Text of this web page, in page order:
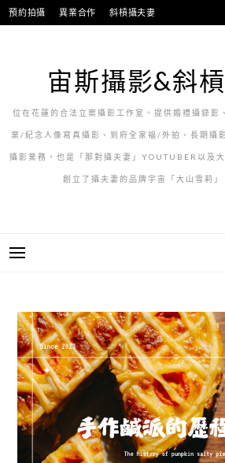
跳
至
預約拍攝 異業合作 斜槓攝夫妻
宙斯攝影&斜
位在花蓮的合法立案攝影工作室。提供婚禮攝錄影
業/紀念人像寫真攝影、到府全家福/外拍、長期攝
攝影業務，也是「那對攝夫妻」YOUTUBER以及
創立了攝夫妻的品牌宇宙「大山雪莉」